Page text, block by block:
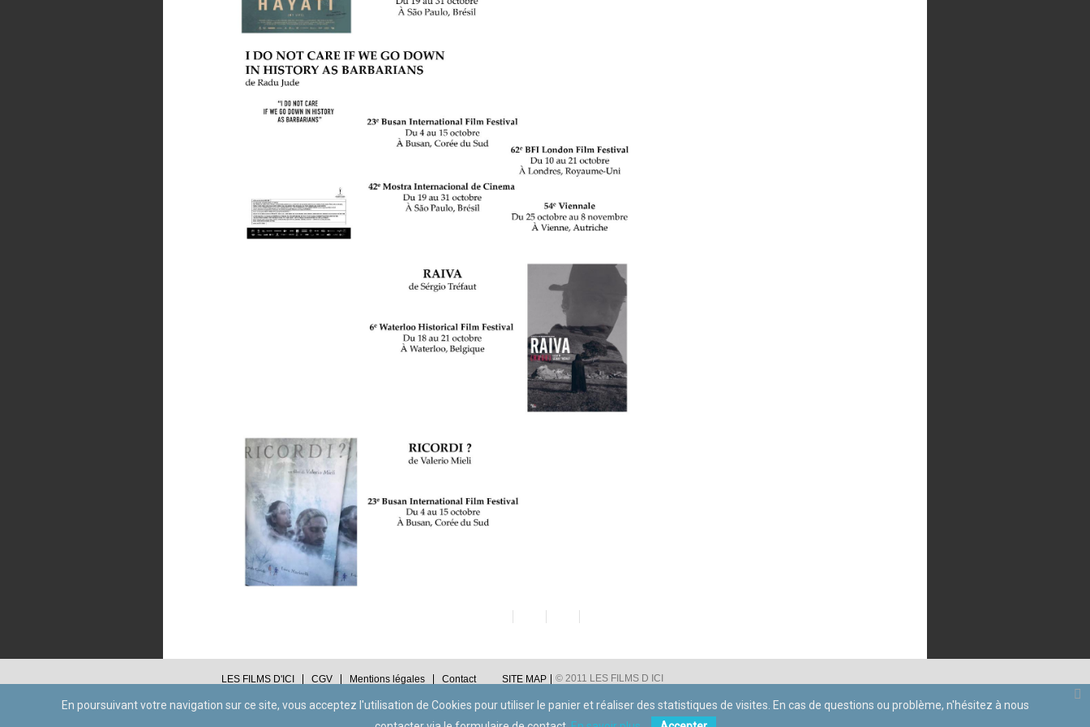
LES FILMS D'ICI CGV Mentions légales Contact SITE MAP © 2011 LES FILMS D ICI
En poursuivant votre navigation sur ce site, vous acceptez l'utilisation de Cookies pour utiliser le panier et réaliser des statistiques de visites. En cas de questions ou problème, n'hésitez à nous